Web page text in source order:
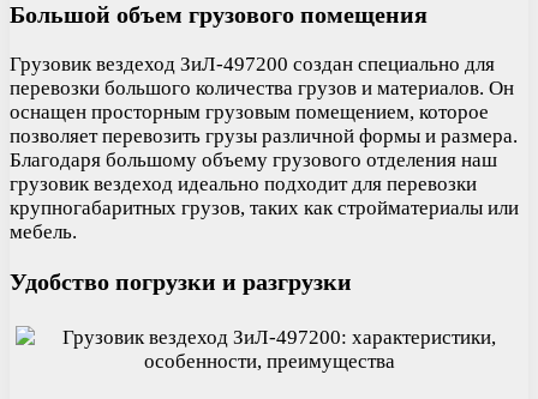
Большой объем грузового помещения
Грузовик вездеход ЗиЛ-497200 создан специально для
перевозки большого количества грузов и материалов. Он
оснащен просторным грузовым помещением, которое
позволяет перевозить грузы различной формы и размера.
Благодаря большому объему грузового отделения наш
грузовик вездеход идеально подходит для перевозки
крупногабаритных грузов, таких как стройматериалы или
мебель.
Удобство погрузки и разгрузки